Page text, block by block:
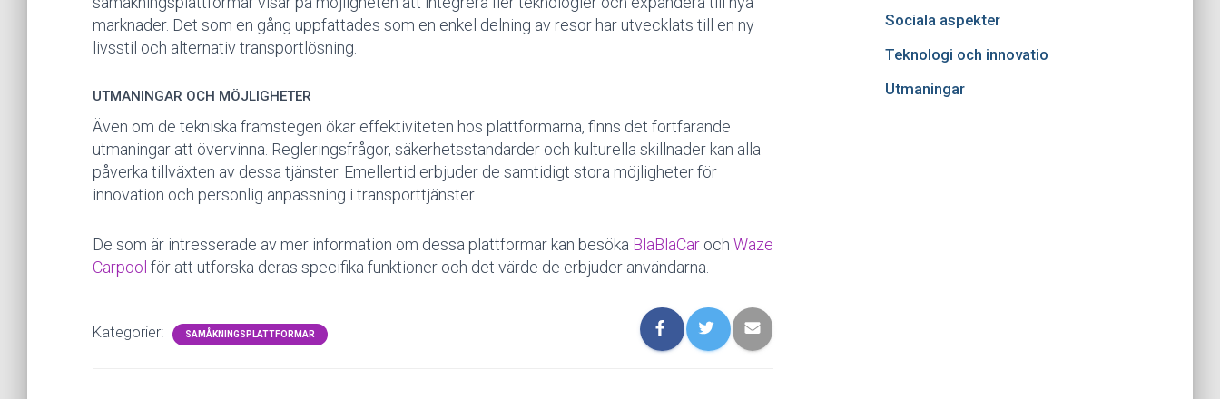
marknader. Det som en gång uppfattades som en enkel delning av resor har utvecklats till en ny
livsstil och alternativ transportlösning.
UTMANINGAR OCH MÖJLIGHETER
Även om de tekniska framstegen ökar effektiviteten hos plattformarna, finns det fortfarande
utmaningar att övervinna. Regleringsfrågor, säkerhetsstandarder och kulturella skillnader kan alla
påverka tillväxten av dessa tjänster. Emellertid erbjuder de samtidigt stora möjligheter för
innovation och personlig anpassning i transporttjänster.
De som är intresserade av mer information om dessa plattformar kan besöka BlaBlaCar och Waze
Carpool för att utforska deras specifika funktioner och det värde de erbjuder användarna.
Kategorier: SAMÅKNINGSPLATTFORMAR
Sociala aspekter
Teknologi och innovatio
Utmaningar